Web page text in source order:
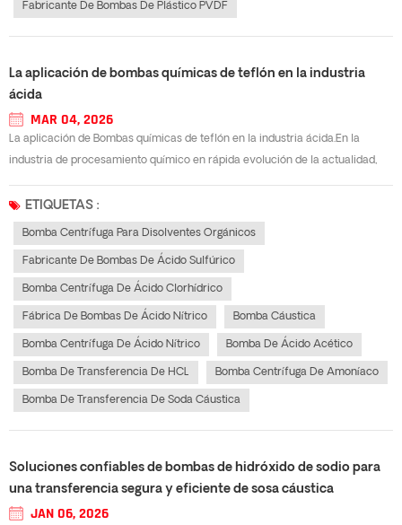
Fabricante De Bombas De Plástico PVDF
La aplicación de bombas químicas de teflón en la industria
ácida
MAR 04, 2026
La aplicación de Bombas químicas de teflón en la industria ácida.En la
industria de procesamiento químico en rápida evolución de la actualidad,
fundamental para garantizar un funcionamiento seguro, estable y a largo
plazo. El ácido ní...
ETIQUETAS :
Bomba Centrífuga Para Disolventes Orgánicos
Fabricante De Bombas De Ácido Sulfúrico
Bomba Centrífuga De Ácido Clorhídrico
Fábrica De Bombas De Ácido Nítrico Bomba Cáustica
Bomba Centrífuga De Ácido Nítrico Bomba De Ácido Acético
Bomba De Transferencia De HCL Bomba Centrífuga De Amoníaco
Bomba De Transferencia De Soda Cáustica
Soluciones confiables de bombas de hidróxido de sodio para
una transferencia segura y eficiente de sosa cáustica
JAN 06, 2026